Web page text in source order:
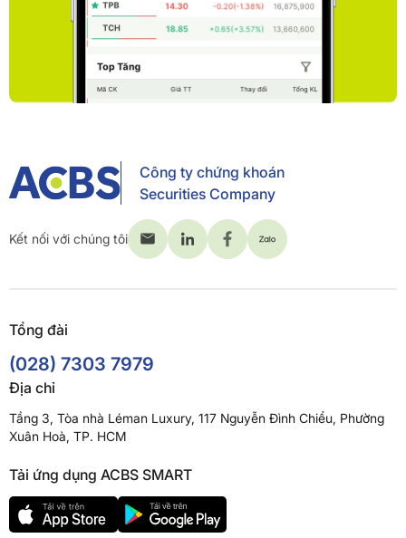
Công ty chứng khoán
Securities Company
Kết nối với chúng tôi
Tổng đài
(028) 7303 7979
Địa chỉ
Tầng 3, Tòa nhà Léman Luxury, 117 Nguyễn Đình Chiểu, Phường
Xuân Hoà, TP. HCM
Tải ứng dụng ACBS SMART